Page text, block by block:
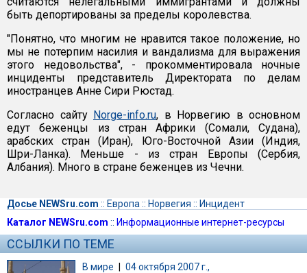
быть депортированы за пределы королевства.
"Понятно, что многим не нравится такое положение, но
мы не потерпим насилия и вандализма для выражения
этого недовольства", - прокомментировала ночные
инциденты представитель Директората по делам
иностранцев Анне Сири Рюстад.
Согласно сайту Norge-info.ru, в Норвегию в основном
едут беженцы из стран Африки (Сомали, Судана),
арабских стран (Иран), Юго-Восточной Азии (Индия,
Шри-Ланка). Меньше - из стран Европы (Сербия,
Албания). Много в стране беженцев из Чечни.
Досье NEWSru.com :: Европа :: Норвегия :: Инцидент
Каталог NEWSru.com :: Информационные интернет-ресурсы
ССЫЛКИ ПО ТЕМЕ
В мире | 04 октября 2007 г.,